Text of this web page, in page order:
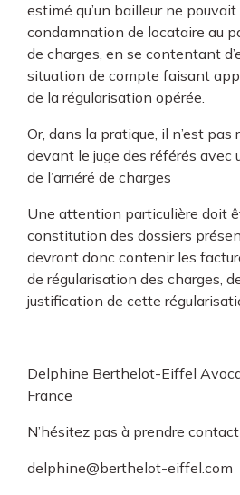
estimé qu’un bailleur ne
condamnation de locataire au
de charges, en se contentant
situation de compte faisant
de la régularisation opérée.
Or, dans la pratique, il n’est
devant le juge des référés avec
de l’arriéré de charges
Une attention particulière doit
constitution des dossiers
devront donc contenir les
de régularisation des charges,
justification de cette
Delphine Berthelot-Eiffel
France
N’hésitez pas à prendre contact
delphine@berthelot-eiffel.com